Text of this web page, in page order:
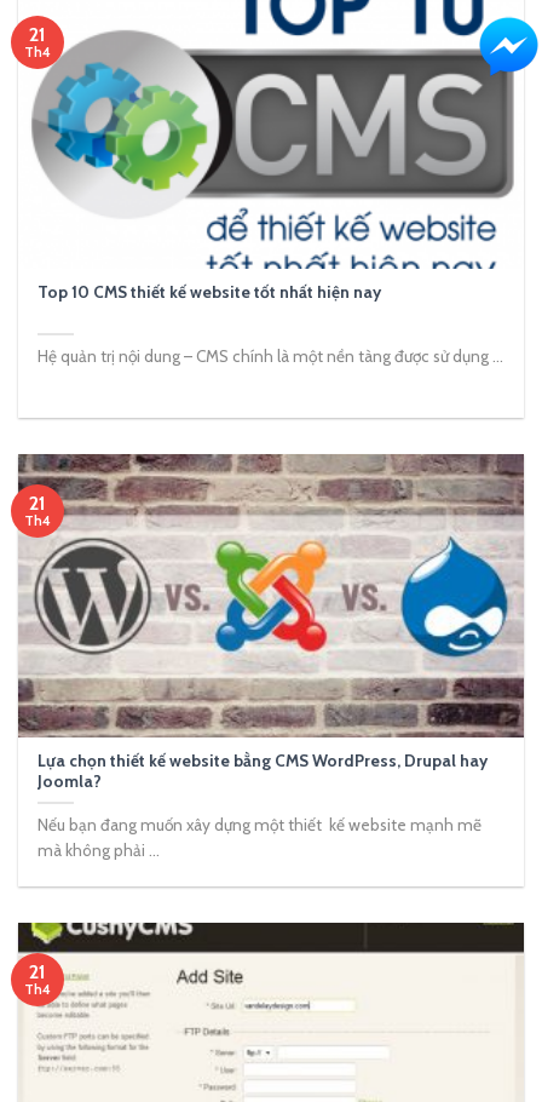
Top 10 CMS thiết kế website tốt nhất hiện nay
Hệ quản trị nội dung – CMS chính là một nền tàng được sử dụng ...
21
Th4
Lựa chọn thiết kế website bằng CMS WordPress, Drupal hay
Joomla?
Nếu bạn đang muốn xây dựng một thiết kế website mạnh mẽ
mà không phải ...
21
Th4
21
Th4